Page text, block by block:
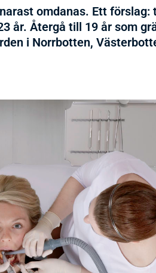
omdanas. Ett förslag:
år. Återgå till 19 år som
i Norrbotten,